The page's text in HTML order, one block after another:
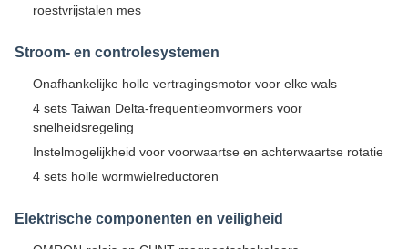
roestvrijstalen mes
Stroom- en controlesystemen
Onafhankelijke holle vertragingsmotor voor elke wals
4 sets Taiwan Delta-frequentieomvormers voor
snelheidsregeling
Instelmogelijkheid voor voorwaartse en achterwaartse rotatie
4 sets holle wormwielreductoren
Elektrische componenten en veiligheid